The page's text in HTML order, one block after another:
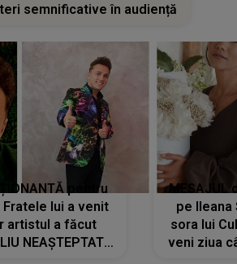
semnificative în audiență
pentru
Fratele lui a venit
artistul a făcut
NEAȘTEPTAT:
MESAJUL
pe Ileana
sora lui
veni ziua